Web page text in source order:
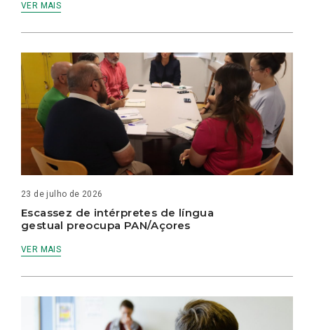
VER MAIS
23 de julho de 2026
Escassez de intérpretes de língua
gestual preocupa PAN/Açores
VER MAIS